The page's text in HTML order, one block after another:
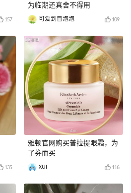
157
135
为临期还真舍不得用
可爱到冒泡泡 109
雅顿官网购买普拉提眼霜，为
了券而买
XUI 116